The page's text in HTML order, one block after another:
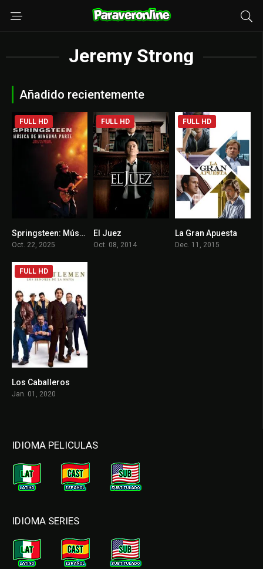
Jeremy Strong
Añadido recientemente
6.9
FULL HD
Springsteen: Música de ninguna parte
Oct. 22, 2025
FULL HD
El Juez
Oct. 08, 2014
7.8
FULL HD
La Gran Apuesta
Dec. 11, 2015
FULL HD
Los Caballeros
Jan. 01, 2020
IDIOMA PELICULAS
IDIOMA SERIES